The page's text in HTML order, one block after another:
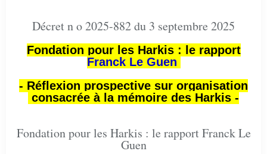
Décret n o 2025-882 du 3 septembre 2025
Fondation pour les Harkis : le rapport
Franck Le Guen
- Réflexion prospective sur organisation
consacrée à la mémoire des Harkis -
Fondation pour les Harkis : le rapport Franck Le
Guen